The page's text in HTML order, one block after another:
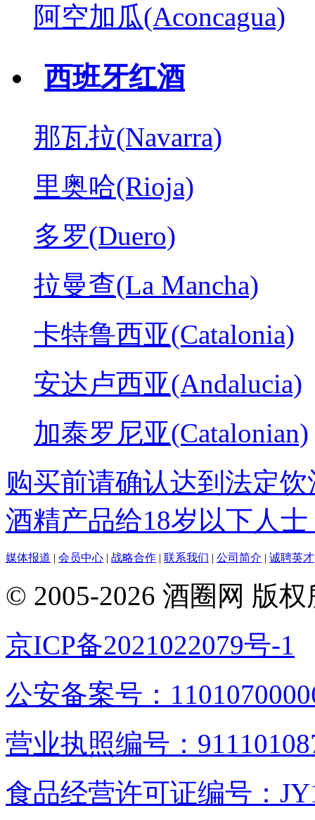
阿空加瓜(Aconcagua)
西班牙红酒
那瓦拉(Navarra)
里奥哈(Rioja)
多罗(Duero)
拉曼查(La Mancha)
卡特鲁西亚(Catalonia)
安达卢西亚(Andalucia)
加泰罗尼亚(Catalonian)
购买前请确认达到法定
酒精产品给18岁以下人士
媒体报道 | 会员中心 | 战略合作 | 联系我们 | 公司简介 | 诚聘英才
© 2005-2026 酒圈网 版
京ICP备2021022079号-1
公安备案号：
营业执照编号：
食品经营许可证编号：